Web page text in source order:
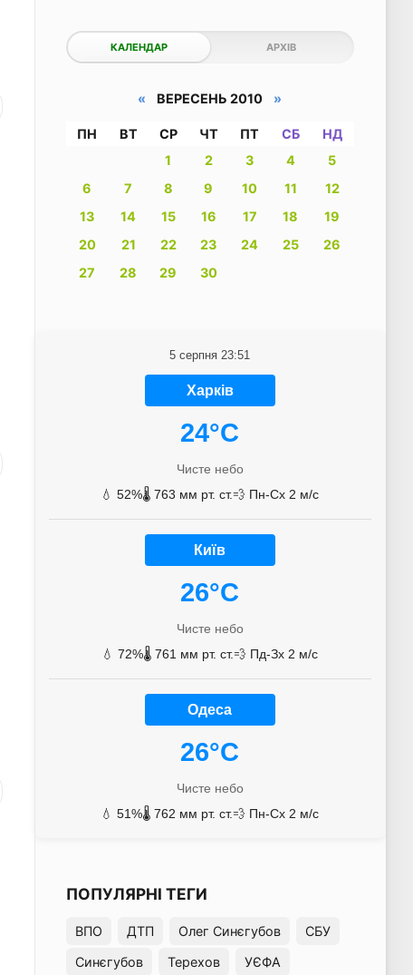
КАЛЕНДАР АРХІВ
« ВЕРЕСЕНЬ 2010 »
ПН ВТ СР ЧТ ПТ СБ
НД
1
2 3 4
5
6
7 8 9 10 11
12
13
14 15 16 17 18
19
20
21 22 23 24 25
26
27
28 29 30
5 серпня 23:51
Харків
24°C
Чисте небо
💧 52%🌡️ 763 мм рт. ст.💨 Пн-Сх 2 м/с
Київ
26°C
Чисте небо
💧 72%🌡️ 761 мм рт. ст.💨 Пд-Зх 2 м/с
Одеса
26°C
Чисте небо
💧 51%🌡️ 762 мм рт. ст.💨 Пн-Сх 2 м/с
ПОПУЛЯРНІ ТЕГИ
ВПО ДТП Олег Синєгубов
СБУ
Синєгубов
Терехов УЄФА